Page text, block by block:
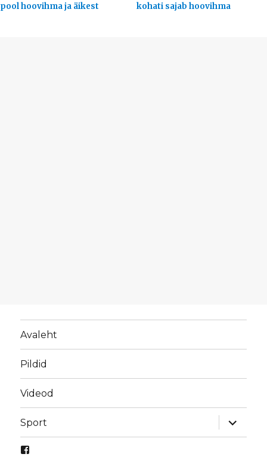
pool hoovihma ja äikest
kohati sajab hoovihma
Avaleht
Pildid
Videod
Sport
laienda